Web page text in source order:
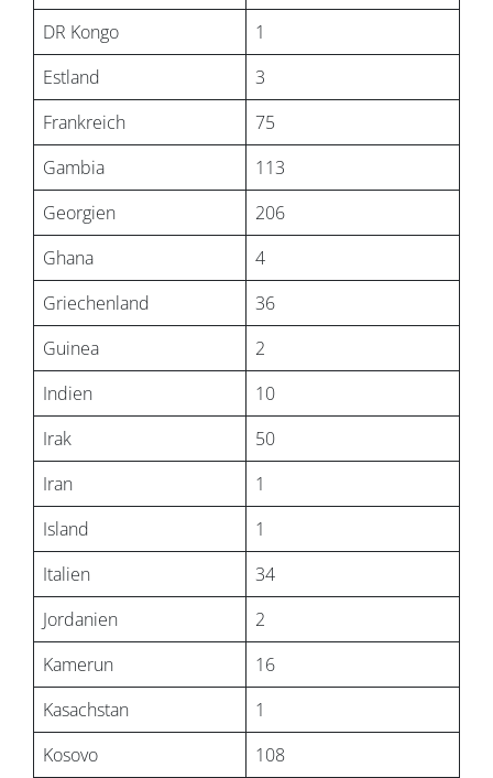
DR Kongo
1
Estland
3
Frankreich
75
Gambia
113
Georgien
206
Ghana
4
Griechenland
36
Guinea
2
Indien
10
Irak
50
Iran
1
Island
1
Italien
34
Jordanien
2
Kamerun
16
Kasachstan
1
Kosovo
108